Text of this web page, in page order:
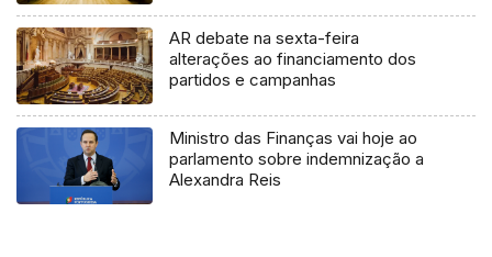
AR debate na sexta-feira
alterações ao financiamento dos
partidos e campanhas
Ministro das Finanças vai hoje ao
parlamento sobre indemnização a
Alexandra Reis